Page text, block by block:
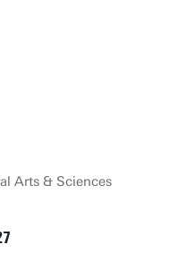
Arts & Sciences